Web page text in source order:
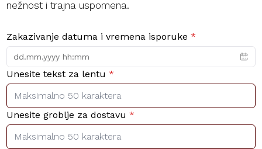
nežnost i trajna uspomena.
Zakazivanje datuma i vremena isporuke*
Unesite tekst za lentu *
Unesite groblje za dostavu *